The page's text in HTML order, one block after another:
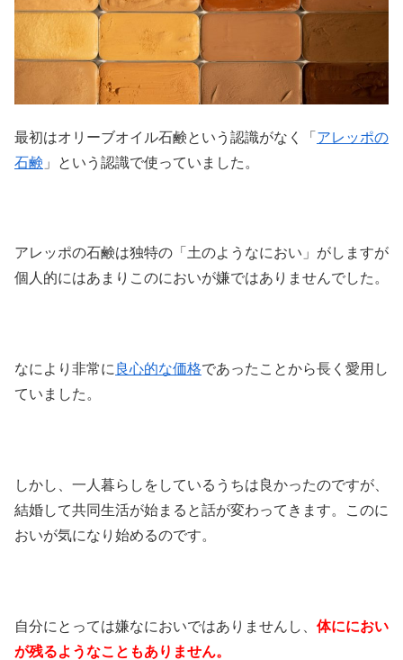
最初はオリーブオイル石鹸という認識がなく「 アレッポの
石鹸 」という認識で使っていました。
アレッポの石鹸は独特の「土のようなにおい」がしますが
個人的にはあまりこのにおいが嫌ではありませんでした。
なにより非常に 良心的な価格であったことから長く愛用し
ていました。
しかし、一人暮らしをしているうちは良かったのですが、
結婚して共同生活が始まると話が変わってきます。このに
おいが気になり始めるのです。
自分にとっては嫌なにおいではありませんし、 体ににおい
が残るようなこともありません。